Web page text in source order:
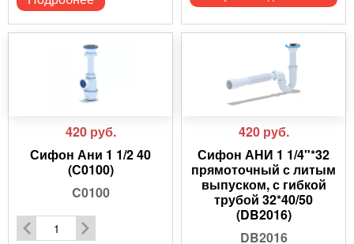
420 руб.
Сифон Ани 1 1/2 40
(С0100)
C0100
420 руб.
Сифон АНИ 1 1/4"*32
прямоточный с литым
выпуском, с гибкой
трубой 32*40/50
(DB2016)
DB2016